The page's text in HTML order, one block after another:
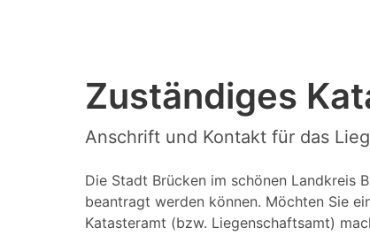
Zuständiges
Anschrift und Kontakt für das
Die Stadt Brücken im schönen Landkreis
beantragt werden können. Möchten Sie
Katasteramt (bzw. Liegenschaftsamt)